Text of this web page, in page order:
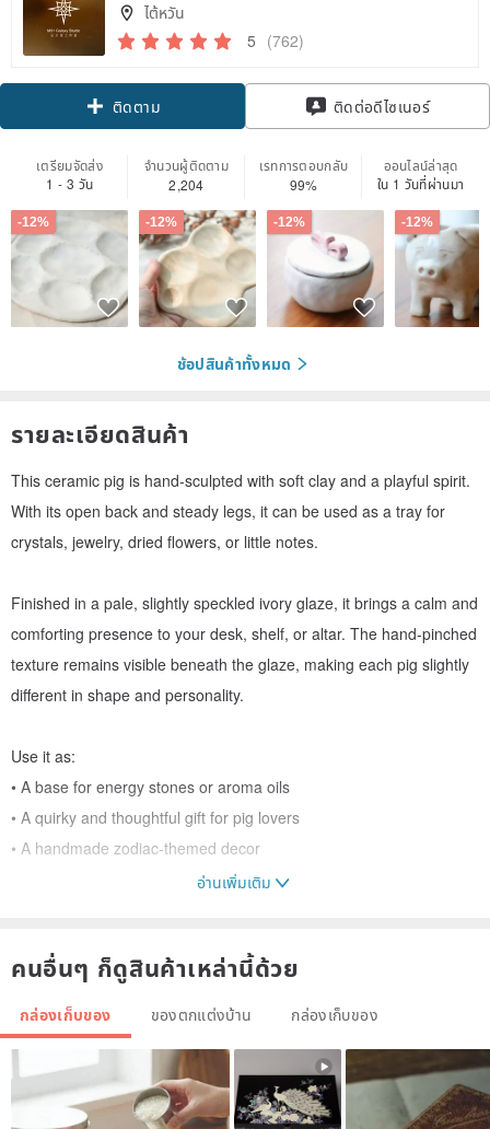
ไต้หวัน
5 (762)
Claim coupon
ติดตาม
ติดต่อดีไซเนอร์
เตรียมจัดส่ง
1 - 3 วัน
จำนวนผู้ติดตาม
2,204
เรทการตอบกลับ
99%
ออนไลน์ล่าสุด
ใน 1 วันที่ผ่านมา
-12% -12% -12% -12%
ช้อปสินค้าทั้งหมด
รายละเอียดสินค้า
This ceramic pig is hand-sculpted with soft clay and a playful spirit.
With its open back and steady legs, it can be used as a tray for
crystals, jewelry, dried flowers, or little notes.
Finished in a pale, slightly speckled ivory glaze, it brings a calm and
comforting presence to your desk, shelf, or altar. The hand-pinched
texture remains visible beneath the glaze, making each pig slightly
different in shape and personality.
Use it as:
• A base for energy stones or aroma oils
• A quirky and thoughtful gift for pig lovers
• A handmade zodiac-themed decor
｜Note｜Handmade item, variations in glaze or form are part of its
Each piece is individually handcrafted and high-fired for durability.
Slight variations in form, glaze texture, and hand-drawn lines are
natural characteristics of handmade pottery, ensuring every piece is
อ่านเพิ่มเติม
คนอื่นๆ ก็ดูสินค้าเหล่านี้ด้วย
กล่องเก็บของ ของตกแต่งบ้าน กล่องเก็บของ